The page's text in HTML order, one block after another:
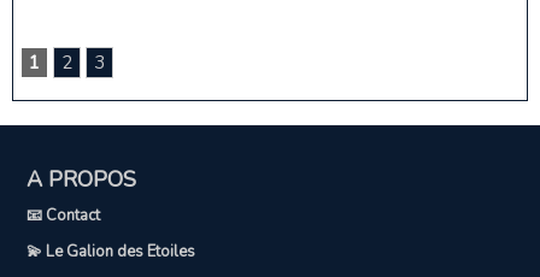
1 2 3
A PROPOS
📧 Contact
💫 Le Galion des Etoiles